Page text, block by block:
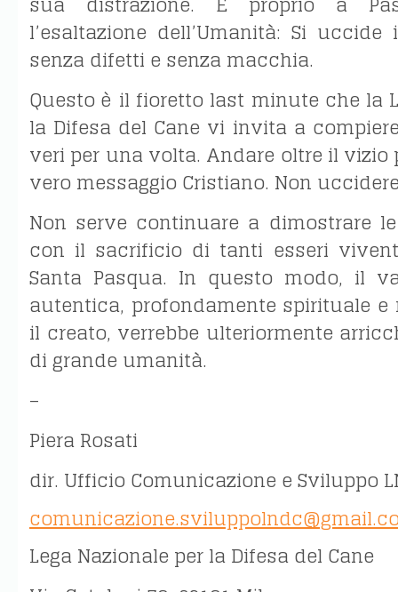
l’esaltazione dell’Umanità: Si
senza difetti e senza macchia.
Questo è il fioretto last minute che la
la Difesa del Cane vi invita a
veri per una volta. Andare oltre il vizio
vero messaggio Cristiano. Non
Non serve continuare a dimostrare
con il sacrificio di tanti esseri
Santa Pasqua. In questo modo, il
autentica, profondamente spirituale
il creato, verrebbe ulteriormente
di grande umanità.
–
Piera Rosati
dir. Ufficio Comunicazione e Sviluppo
Lega Nazionale per la Difesa del Cane